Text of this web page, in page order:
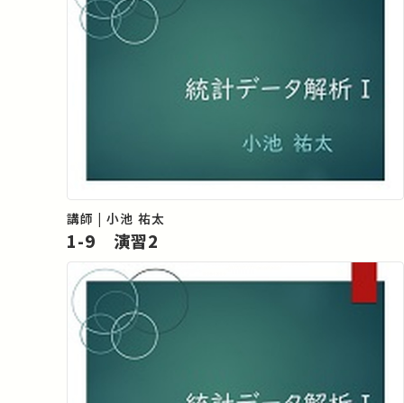
講師 | 小池 祐太
1-9 演習2